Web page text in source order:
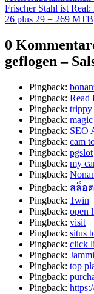
Frischer Stahl ist
26 plus 29 = 269 MTB
0
geflogen –
Pingback:
Pingback: Read
Pingback: trippy
Pingback:
Pingback: SEO
Pingback: cam
Pingback: pgslot
Pingback: my
Pingback:
Pingback: สล็อ
Pingback: 1win
Pingback: open
Pingback: visit
Pingback: situs
Pingback: click
Pingback:
Pingback: top
Pingback:
Pingback: